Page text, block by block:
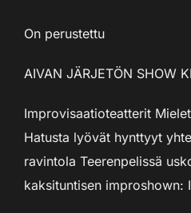
On perustettu
AIVAN JÄRJETÖN SHOW
Improvisaatioteatterit
Hatusta lyövät hynttyyt
ravintola Teerenpelissä
kaksituntisen improshown: